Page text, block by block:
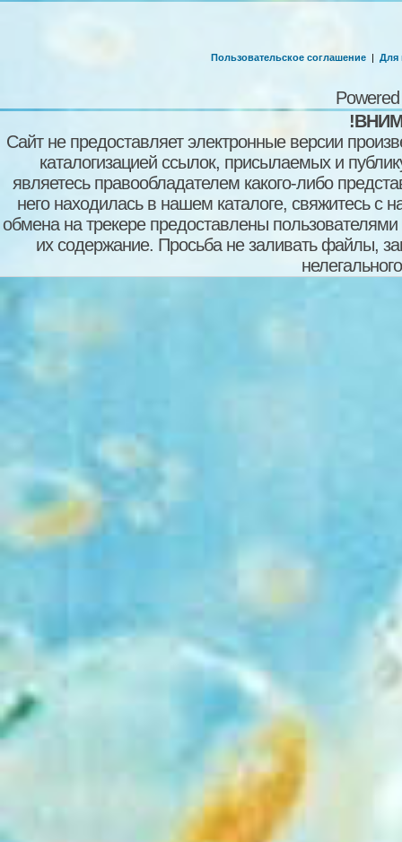
Пользовательское соглашение | Для
Сайт не предоставляет электронные версии
каталогизацией ссылок, присылаемых и
являетесь правообладателем какого-либо
него находилась в нашем каталоге, свяжитесь
обмена на трекере предоставлены пользователями
их содержание. Просьба не заливать файлы,